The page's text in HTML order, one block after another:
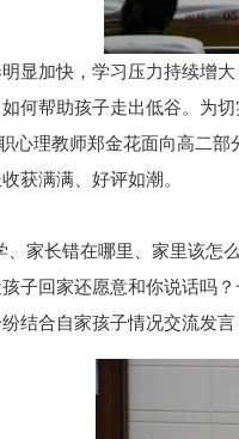
显加快，学习压力持续增
何帮助孩子走出低谷。为
心理教师郑金花面向高二
获满满、好评如潮。
、家长错在哪里、家里该怎
子回家还愿意和你说话吗
结合自家孩子情况交流发